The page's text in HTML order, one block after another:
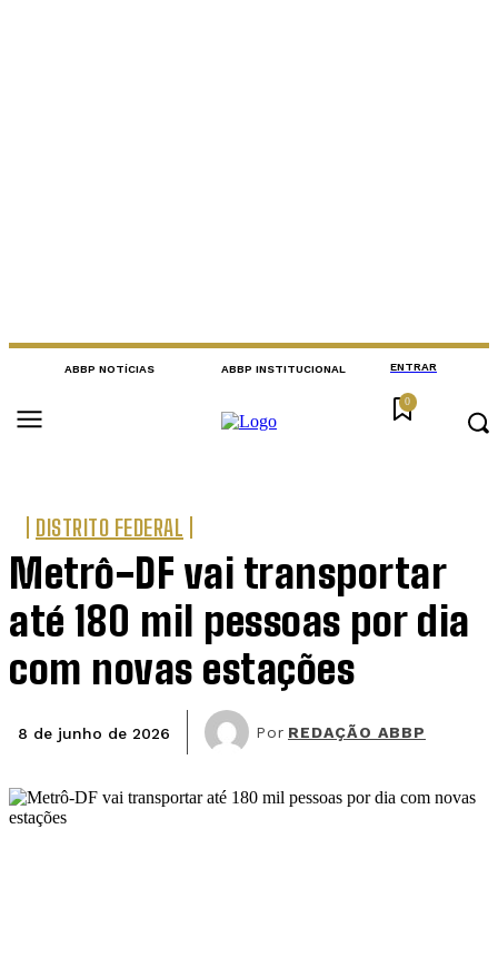
ABBP NOTÍCIAS ABBP INSTITUCIONAL ENTRAR
0
DISTRITO FEDERAL
Metrô-DF vai transportar
até 180 mil pessoas por dia
com novas estações
8 de junho de 2026 Por REDAÇÃO ABBP